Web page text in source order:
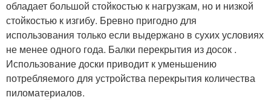
обладает большой стойкостью к нагрузкам, но и низкой
стойкостью к изгибу. Бревно пригодно для
использования только если выдержано в сухих условиях
не менее одного года. Балки перекрытия из досок .
Использование доски приводит к уменьшению
потребляемого для устройства перекрытия количества
пиломатериалов.